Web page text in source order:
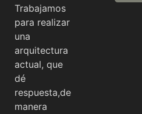
Trabajamos
para realizar
una
arquitectura
actual, que
dé
respuesta,de
manera